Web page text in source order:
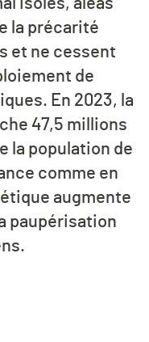
la précarité
et ne cessent
de
En 2023, la
47,5 millions
la population de
comme en
augmente
paupérisation